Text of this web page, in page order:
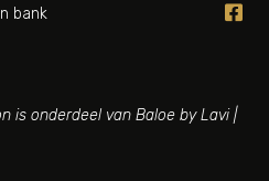
bank 
is onderdeel van Baloe by Lavi |